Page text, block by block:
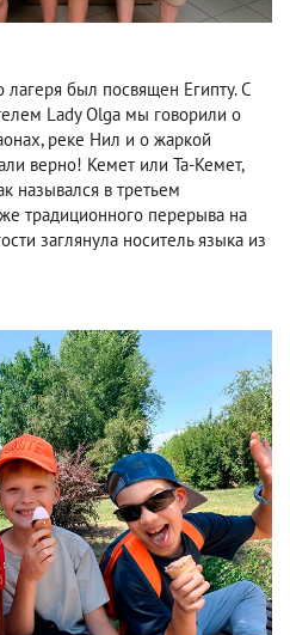
был посвящен Египту. С
Lady Olga мы говорили о
реке Нил и о жаркой
верно! Кемет или Та-Кемет,
назывался в третьем
традиционного перерыва на
заглянула носитель языка из